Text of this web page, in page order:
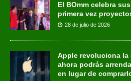
El BOmm celebra
primera vez
28 de julio de 2026
Apple revoluciona
ahora podrás
en lugar de